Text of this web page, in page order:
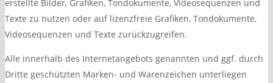
erstellte Bilder, Grafiken, Tondokumente, Videosequenzen und
Texte zu nutzen oder auf lizenzfreie Grafiken, Tondokumente,
Videosequenzen und Texte zurückzugreifen.
Alle innerhalb des Internetangebots genannten und ggf. durch
Dritte geschützten Marken- und Warenzeichen unterliegen